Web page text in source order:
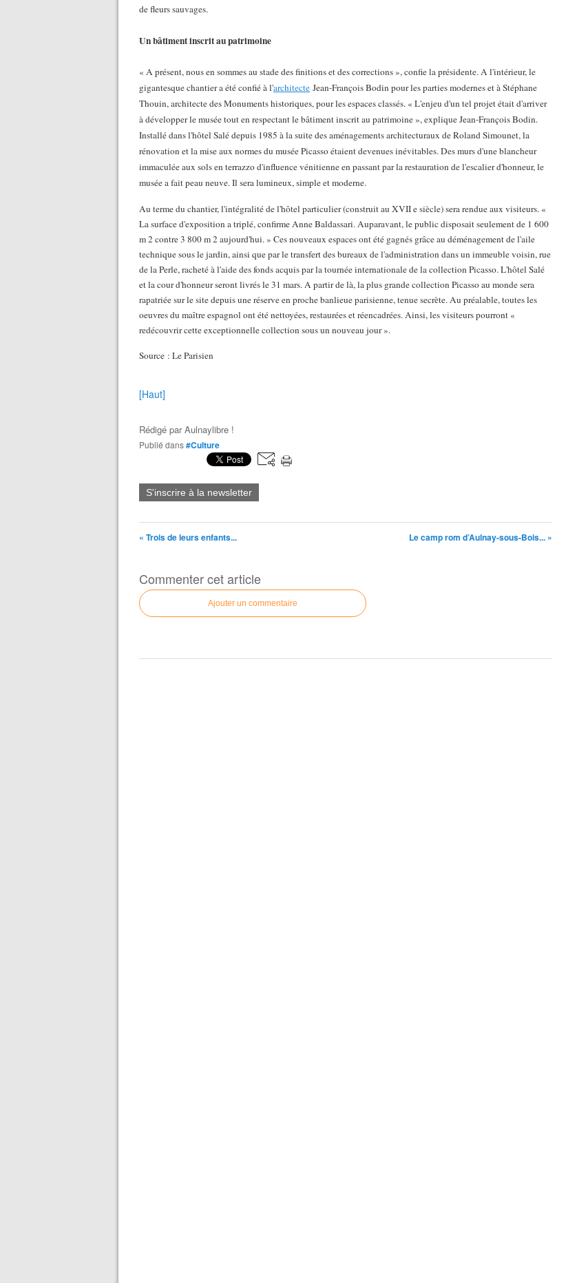
de fleurs sauvages.
Un bâtiment inscrit au patrimoine
« A présent, nous en sommes au stade des finitions et des corrections », confie la présidente. A l'intérieur, le
gigantesque chantier a été confié à l'architecte Jean-François Bodin pour les parties modernes et à Stéphane
Thouin, architecte des Monuments historiques, pour les espaces classés. « L'enjeu d'un tel projet était d'arriver
à développer le musée tout en respectant le bâtiment inscrit au patrimoine », explique Jean-François Bodin.
Installé dans l'hôtel Salé depuis 1985 à la suite des aménagements architecturaux de Roland Simounet, la
rénovation et la mise aux normes du musée Picasso étaient devenues inévitables. Des murs d'une blancheur
immaculée aux sols en terrazzo d'influence vénitienne en passant par la restauration de l'escalier d'honneur, le
musée a fait peau neuve. Il sera lumineux, simple et moderne.
Au terme du chantier, l'intégralité de l'hôtel particulier (construit au XVII e siècle) sera rendue aux visiteurs. «
La surface d'exposition a triplé, confirme Anne Baldassari. Auparavant, le public disposait seulement de 1 600
m 2 contre 3 800 m 2 aujourd'hui. » Ces nouveaux espaces ont été gagnés grâce au déménagement de l'aile
technique sous le jardin, ainsi que par le transfert des bureaux de l'administration dans un immeuble voisin, rue
de la Perle, racheté à l'aide des fonds acquis par la tournée internationale de la collection Picasso. L'hôtel Salé
et la cour d'honneur seront livrés le 31 mars. A partir de là, la plus grande collection Picasso au monde sera
rapatriée sur le site depuis une réserve en proche banlieue parisienne, tenue secrète. Au préalable, toutes les
oeuvres du maître espagnol ont été nettoyées, restaurées et réencadrées. Ainsi, les visiteurs pourront «
redécouvrir cette exceptionnelle collection sous un nouveau jour ».
Source : Le Parisien
[Haut]
Rédigé parAulnaylibre !
Publié dans#Culture
S'inscrire à la newsletter
« Trois de leurs enfants... Le camp rom d’Aulnay-sous-Bois... »
Commenter cet article
Ajouter un commentaire